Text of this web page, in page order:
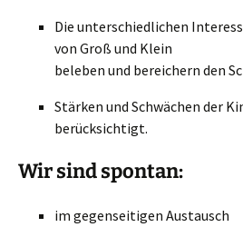
Die unterschiedlichen
von Groß und Klein
beleben und bereichern den
Stärken und Schwächen der
berücksichtigt.
Wir sind spontan:
im gegenseitigen Austausch